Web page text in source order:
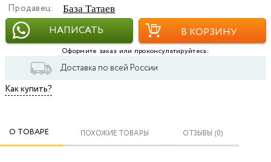
Продавец: База Татаев
НАПИСАТЬ В КОРЗИНУ
Оформите заказ или проконсультируйтесь:
Доставка по всей России
Как купить?
О ТОВАРЕ ПОХОЖИЕ ТОВАРЫ ОТЗЫВЫ (0)